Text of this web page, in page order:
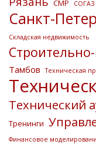
СМР СОГАЗ
Санкт-
Складская недвижимость
Тамбов Техническая
Технический
Тренинги
Финансовое